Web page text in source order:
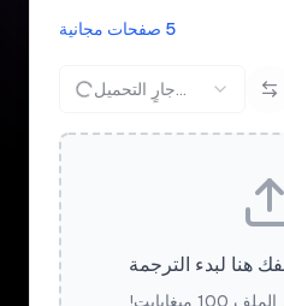
5 صفحات مجانية
جارٍ التحميل...
هنا لبدء الترجمة
ميغابايت!